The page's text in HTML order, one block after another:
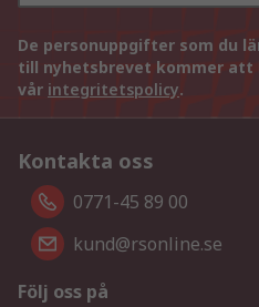
De personuppgifter som du
till nyhetsbrevet kommer att
vår integritetspolicy.
Kontakta oss
0771-45 89 00
kund@rsonline.se
Följ oss på